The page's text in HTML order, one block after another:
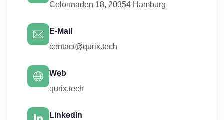
Colonnaden 18, 20354 Hamburg
E-Mail
contact@qurix.tech
Web
qurix.tech
LinkedIn